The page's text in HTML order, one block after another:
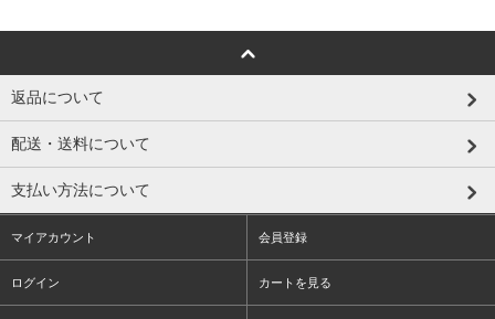
返品について
配送・送料について
支払い方法について
マイアカウント 会員登録
ログイン カートを見る